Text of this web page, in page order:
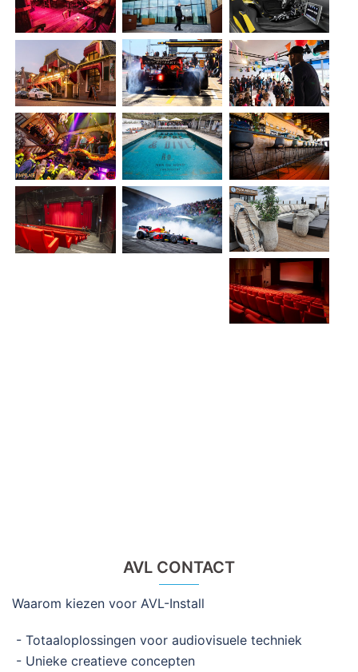
AVL CONTACT
Waarom kiezen voor AVL-Install
- Totaaloplossingen voor audiovisuele techniek
- Unieke creatieve concepten